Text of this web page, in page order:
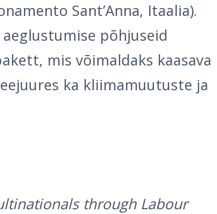
Sant’Anna, Itaalia).
põhjuseid
mis võimaldaks kaasava
ka kliimamuutuste ja
through Labour